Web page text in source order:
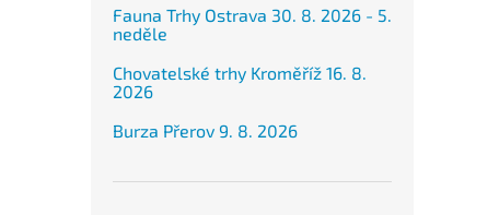
Fauna Trhy Ostrava 30. 8. 2026 - 5.
neděle
Chovatelské trhy Kroměříž 16. 8.
2026
Burza Přerov 9. 8. 2026